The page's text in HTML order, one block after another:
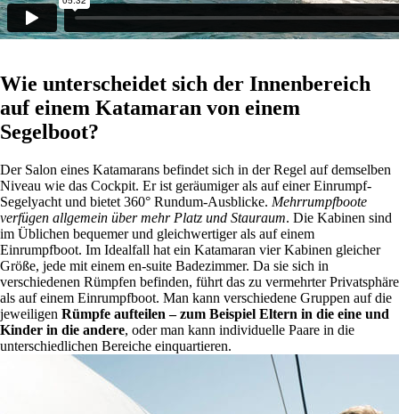
Wie unterscheidet sich der Innenbereich
auf einem Katamaran von einem
Segelboot?
Der Salon eines Katamarans befindet sich in der Regel auf demselben
Niveau wie das Cockpit. Er ist geräumiger als auf einer Einrumpf-
Segelyacht und bietet 360° Rundum-Ausblicke. Mehrrumpfboote
verfügen allgemein über mehr Platz und Stauraum. Die Kabinen sind
im Üblichen bequemer und gleichwertiger als auf einem
Einrumpfboot. Im Idealfall hat ein Katamaran vier Kabinen gleicher
Größe, jede mit einem en-suite Badezimmer. Da sie sich in
verschiedenen Rümpfen befinden, führt das zu vermehrter Privatsphäre
als auf einem Einrumpfboot. Man kann verschiedene Gruppen auf die
jeweiligen Rümpfe aufteilen – zum Beispiel Eltern in die eine und
Kinder in die andere, oder man kann individuelle Paare in die
unterschiedlichen Bereiche einquartieren.